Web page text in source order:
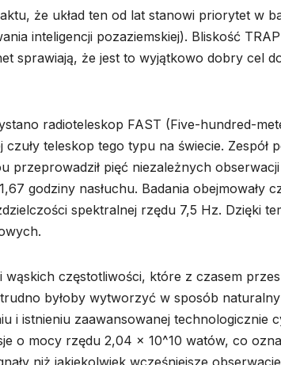
że układ ten od lat stanowi priorytet w
inteligencji pozaziemskiej). Bliskość
sprawiają, że jest to wyjątkowo dobry cel
radioteleskop FAST (Five-hundred-
czuły teleskop tego typu na świecie.
przeprowadził pięć niezależnych
godziny nasłuchu. Badania obejmowały
spektralnej rzędu 7,5 Hz. Dzięki
częstotliwości, które z czasem
trudno byłoby wytworzyć w sposób
i istnieniu zaawansowanej technologicznie
o mocy rzędu 2,04 × 10^10 watów, co